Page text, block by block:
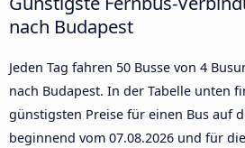
nach Budapest
Jeden Tag fahren 50 Busse von 4
nach Budapest. In der Tabelle unten
günstigsten Preise für einen Bus auf
beginnend vom 07.08.2026 und für